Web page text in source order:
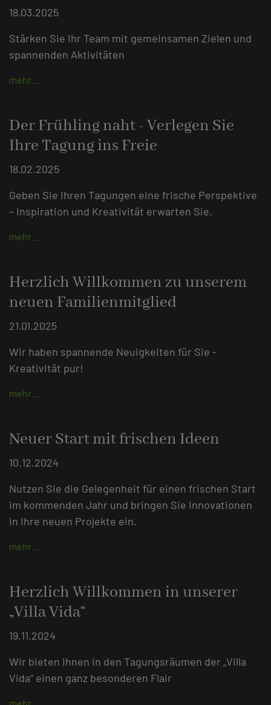
18.03.2025
Stärken Sie Ihr Team mit gemeinsamen Zielen und
spannenden Aktivitäten
mehr …
Der Frühling naht - Verlegen Sie
Ihre Tagung ins Freie
18.02.2025
Geben Sie Ihren Tagungen eine frische Perspektive
– Inspiration und Kreativität erwarten Sie.
mehr …
Herzlich Willkommen zu unserem
neuen Familienmitglied
21.01.2025
Wir haben spannende Neuigkeiten für Sie -
Kreativität pur!
mehr …
Neuer Start mit frischen Ideen
10.12.2024
Nutzen Sie die Gelegenheit für einen frischen Start
im kommenden Jahr und bringen Sie Innovationen
in Ihre neuen Projekte ein.
mehr …
Herzlich Willkommen in unserer
„Villa Vida“
19.11.2024
Wir bieten Ihnen in den Tagungsräumen der „Villa
Vida“ einen ganz besonderen Flair
mehr …